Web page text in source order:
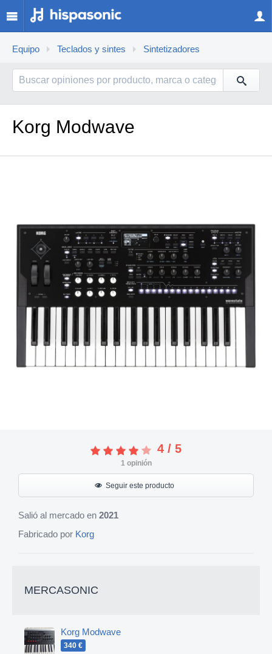
Equipo Teclados y sintes Sintetizadores
Korg Modwave
4 / 5
1opinión
Seguir este producto
Salió al mercado en 2021
Fabricado por Korg
MERCASONIC
Korg Modwave
340 €